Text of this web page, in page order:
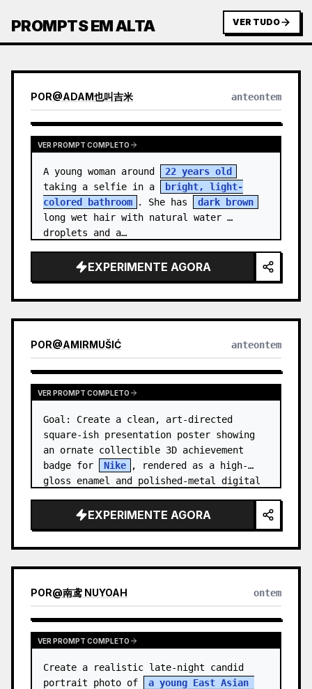
PROMPTS EM ALTA VER TUDO
POR@ADAM也叫吉米 anteontem
VER PROMPT COMPLETO
A young woman around
22 years old
taking a selfie in a
bright, light-
colored bathroom
. She has
dark brown
long wet hair with natural water
droplets and a…
EXPERIMENTE AGORA
POR@AMIRMUŠIĆ anteontem
VER PROMPT COMPLETO
Goal: Create a clean, art-directed
square-ish presentation poster showing
an ornate collectible 3D achievement
badge for
Nike
, rendered as a high-
gloss enamel and polished-metal digital
Canvas: Wide 16:9 white stu…
EXPERIMENTE AGORA
POR@南鸢 NUYOAH ontem
VER PROMPT COMPLETO
Create a realistic late-night candid
portrait photo of
a young East Asian